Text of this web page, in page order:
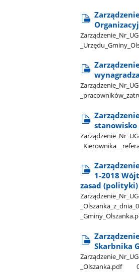
1-2018
zasad
Skarbnika
_Olszanka.pdf